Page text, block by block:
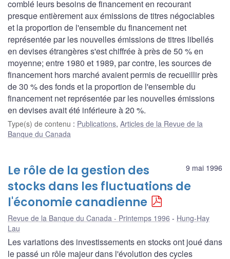
comblé leurs besoins de financement en recourant
presque entièrement aux émissions de titres négociables
et la proportion de l'ensemble du financement net
représentée par les nouvelles émissions de titres libellés
en devises étrangères s'est chiffrée à près de 50 % en
moyenne; entre 1980 et 1989, par contre, les sources de
financement hors marché avaient permis de recueillir près
de 30 % des fonds et la proportion de l'ensemble du
financement net représentée par les nouvelles émissions
en devises avait été inférieure à 20 %.
Type(s) de contenu : Publications, Articles de la Revue de la
Banque du Canada
9 mai 1996
Le rôle de la gestion des
stocks dans les fluctuations de
l'économie canadienne
Revue de la Banque du Canada - Printemps 1996
Hung-Hay
Lau
Les variations des investissements en stocks ont joué dans
le passé un rôle majeur dans l'évolution des cycles